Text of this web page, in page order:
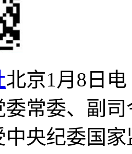
北京1月8日
委常委、副
中央纪委国